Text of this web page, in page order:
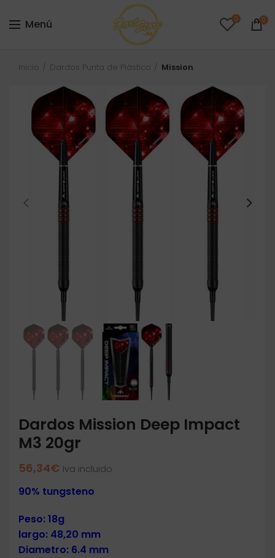
Menú 0 0
Inicio Dardos Punta de Plástico Mission
Dardos Mission Deep Impact
M3 20gr
56,34€ Iva incluido
90% tungsteno
Peso: 18g
largo: 48,20 mm
Diametro: 6.4 mm